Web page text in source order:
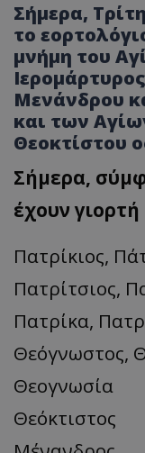
Σήμερα,
το
μνήμη του
Μενάνδρου
και των
Θεοκτίστου
Σήμερα,
έχουν γιορτή
Πατρίκιος,
Πατρίτσιος,
Πατρίκα,
Θεόγνωστος,
Θεογνωσία
Θεόκτιστος